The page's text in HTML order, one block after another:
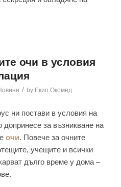
очи в условия
/ by Екип Окомед
ни постави в условия на
за възникване на
очи. Повече за очните
учещите и всички
дълго време у дома –